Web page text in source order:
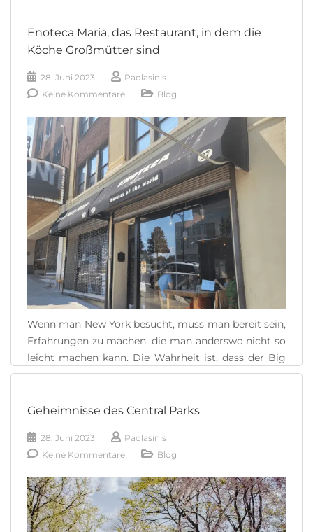
READ MORE
Enoteca Maria, das Restaurant, in dem die
Köche Großmütter sind
28. Juni 2023
Paolasinis
Keine Kommentare
Blog
Wenn man New York besucht, muss man bereit sein,
Erfahrungen zu machen, die man anderswo nicht so
leicht machen kann. Die Wahrheit ist, dass der Big
Apple immer eine versteckte Überraschung
Erinnerungen und erstaunliche Anekdoten beschert,
Viertel St. George im Bezirk Staten [...]
READ MORE
Geheimnisse des Central Parks
28. Juni 2023
Paolasinis
Keine Kommentare
Blog